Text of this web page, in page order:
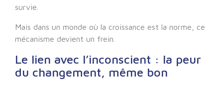
survie.
Mais dans un monde où la croissance est la norme, ce
mécanisme devient un frein.
Le lien avec l’inconscient : la peur
du changement, même bon